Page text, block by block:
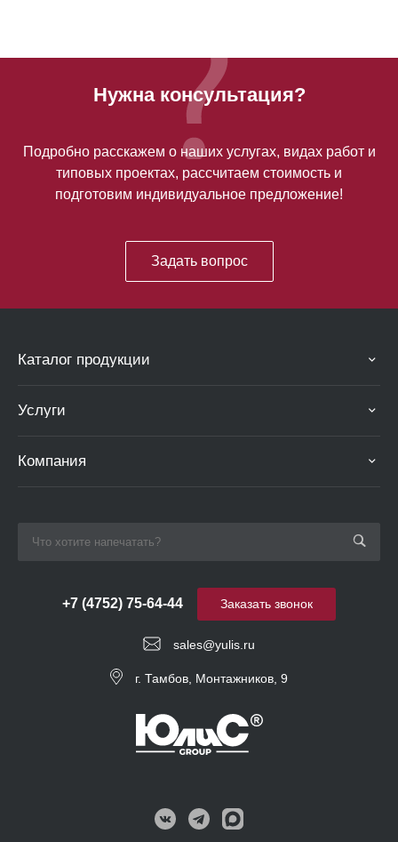
Нужна консультация?
Подробно расскажем о наших услугах, видах работ и
типовых проектах, рассчитаем стоимость и
подготовим индивидуальное предложение!
Задать вопрос
Каталог продукции
Услуги
Компания
sales@yulis.ru
+7 (4752) 75-64-44
г. Тамбов, Монтажников, 9
Заказать звонок